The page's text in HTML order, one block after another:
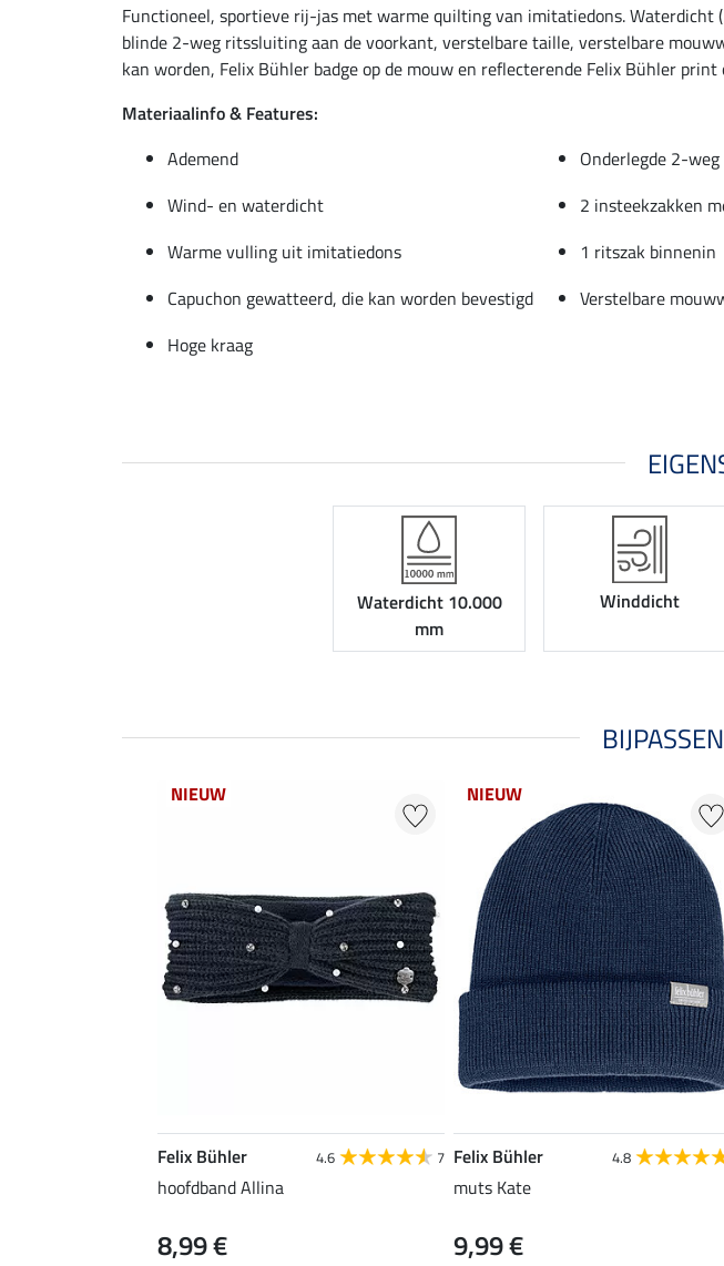
Functioneel, sportieve rij-jas met warme quilting van imitatiedons.
blinde 2-weg ritssluiting aan de voorkant, verstelbare taille, verstelbare
kan worden, Felix Bühler badge op de mouw en reflecterende Felix Bühler print
Materiaalinfo & Features:
Ademend
Onderlegde 2-
Wind- en waterdicht
2 insteekzakken
Warme vulling uit imitatiedons
1 ritszak binnenin
Capuchon gewatteerd, die kan worden bevestigd
Verstelbare
Hoge kraag
Waterdicht 10.000
mm
Winddicht
NIEUW
Felix Bühler 4.6 7
hoofdband Allina
8,99 €
NIEUW
Felix Bühler 4.8
muts Kate
9,99 €